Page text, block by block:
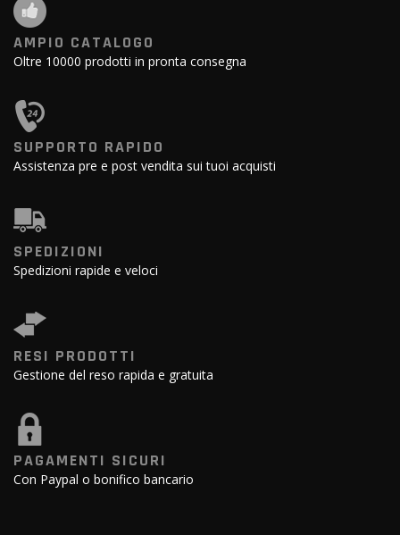
AMPIO CATALOGO
Oltre 10000 prodotti in pronta consegna
SUPPORTO RAPIDO
Assistenza pre e post vendita sui tuoi acquisti
SPEDIZIONI
Spedizioni rapide e veloci
RESI PRODOTTI
Gestione del reso rapida e gratuita
PAGAMENTI SICURI
Con Paypal o bonifico bancario